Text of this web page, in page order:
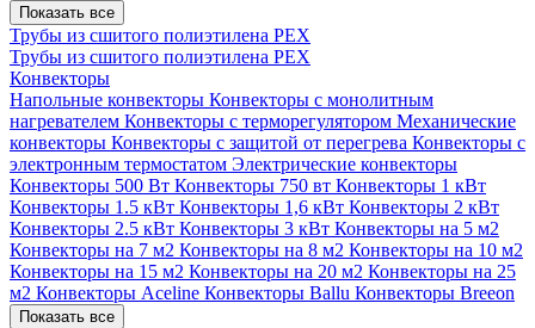
Показать все
Трубы из сшитого полиэтилена PEX
Трубы из сшитого полиэтилена PEX
Конвекторы
Напольные конвекторы Конвекторы с монолитным
нагревателем Конвекторы с терморегулятором Механические
конвекторы Конвекторы с защитой от перегрева Конвекторы с
электронным термостатом Электрические конвекторы
Конвекторы 500 Вт Конвекторы 750 вт Конвекторы 1 кВт
Конвекторы 1.5 кВт Конвекторы 1,6 кВт Конвекторы 2 кВт
Конвекторы 2.5 кВт Конвекторы 3 кВт Конвекторы на 5 м2
Конвекторы на 7 м2 Конвекторы на 8 м2 Конвекторы на 10 м2
Конвекторы на 15 м2 Конвекторы на 20 м2 Конвекторы на 25
м2 Конвекторы Aceline Конвекторы Ballu Конвекторы Breeon
Показать все